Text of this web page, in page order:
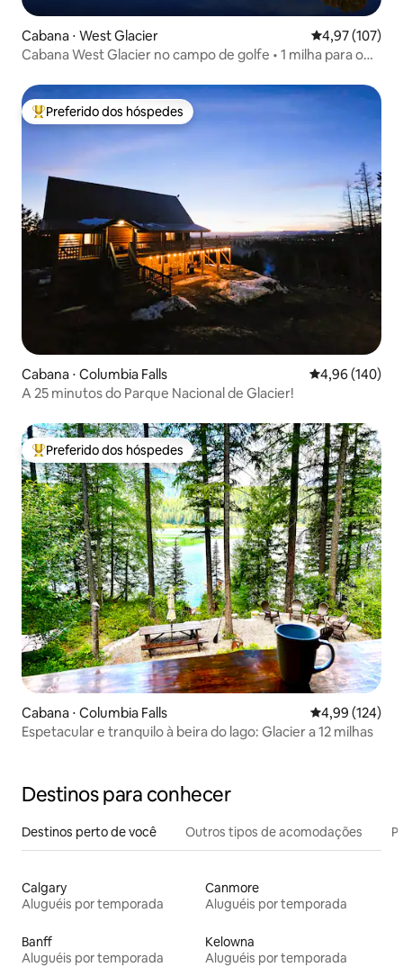
Cabana ⋅ West Glacier 4,97 de uma
4,97 (107)
Cabana West Glacier no campo de golfe • 1 milha para o
Entre os melhores preferidos dos hóspedes
Preferido dos hóspedes
Cabana ⋅ Columbia Falls 4,96 de uma
4,96 (140)
A 25 minutos do Parque Nacional de Glacier!
Entre os melhores preferidos dos hóspedes
Preferido dos hóspedes
Cabana ⋅ Columbia Falls 4,99 de uma
4,99 (124)
Espetacular e tranquilo à beira do lago: Glacier a 12 milhas
Destinos para conhecer
Destinos perto de você Outros tipos de acomodações
Calgary
Aluguéis por temporada
Canmore
Aluguéis por temporada
Banff
Aluguéis por temporada
Kelowna
Aluguéis por temporada